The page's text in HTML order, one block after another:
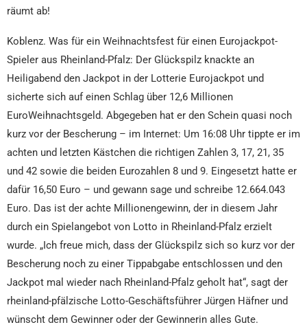
räumt ab!
Koblenz. Was für ein Weihnachtsfest für einen Eurojackpot-
Spieler aus Rheinland-Pfalz: Der Glückspilz knackte an
Heiligabend den Jackpot in der Lotterie Eurojackpot und
sicherte sich auf einen Schlag über 12,6 Millionen
EuroWeihnachtsgeld. Abgegeben hat er den Schein quasi noch
kurz vor der Bescherung – im Internet: Um 16:08 Uhr tippte er im
achten und letzten Kästchen die richtigen Zahlen 3, 17, 21, 35
und 42 sowie die beiden Eurozahlen 8 und 9. Eingesetzt hatte er
dafür 16,50 Euro – und gewann sage und schreibe 12.664.043
Euro. Das ist der achte Millionengewinn, der in diesem Jahr
durch ein Spielangebot von Lotto in Rheinland-Pfalz erzielt
wurde. „Ich freue mich, dass der Glückspilz sich so kurz vor der
Bescherung noch zu einer Tippabgabe entschlossen und den
Jackpot mal wieder nach Rheinland-Pfalz geholt hat“, sagt der
rheinland-pfälzische Lotto-Geschäftsführer Jürgen Häfner und
wünscht dem Gewinner oder der Gewinnerin alles Gute.